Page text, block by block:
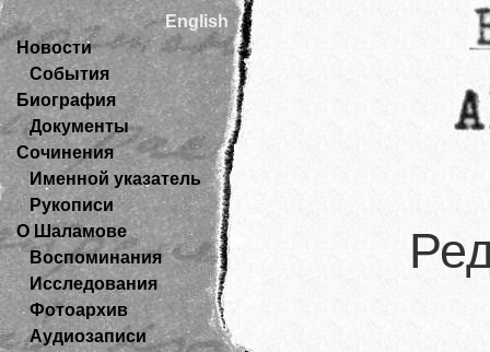
English
Новости
События
Биография
Документы
Сочинения
Именной указатель
Рукописи
О Шаламове
Воспоминания
Исследования
Фотоархив
Аудиозаписи